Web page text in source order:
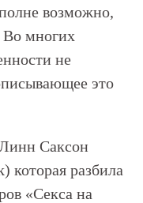
возможно,
Во многих
не
это
Саксон
которая разбила
«Секса на